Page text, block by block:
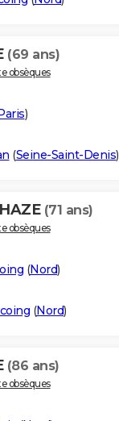
(69 ans)
obsèques
)
(Seine-Saint-Denis)
(71 ans)
obsèques
(Nord)
(Nord)
(86 ans)
obsèques